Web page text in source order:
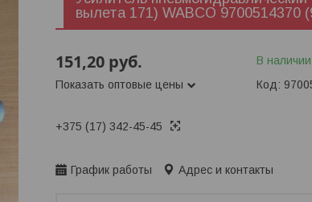
вылета 171) WABCO 9700514370
151,20 руб.
Показать оптовые цены
В наличии
Код:
+375 (17) 342-45-45
График работы
Адрес и контакты